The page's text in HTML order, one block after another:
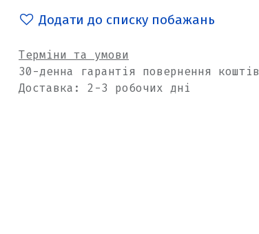
Додати до списку побажань
Терміни та умови
30-денна гарантія повернення коштів
Доставка: 2-3 робочих дні